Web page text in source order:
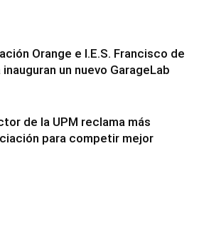
Orange e I.E.S. Francisco de
inauguran un nuevo GarageLab
de la UPM reclama más
para competir mejor